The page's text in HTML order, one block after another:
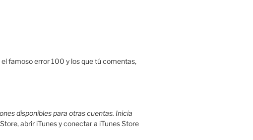
famoso error 100 y los que tú comentas,
disponibles para otras cuentas. Inicia
abrir iTunes y conectar a iTunes Store